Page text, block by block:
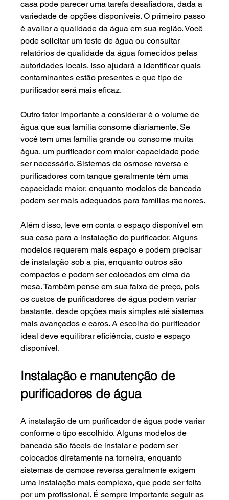
casa pode parecer uma tarefa desafiadora, dada a
variedade de opções disponíveis. O primeiro passo
é avaliar a qualidade da água em sua região. Você
pode solicitar um teste de água ou consultar
relatórios de qualidade da água fornecidos pelas
autoridades locais. Isso ajudará a identificar quais
contaminantes estão presentes e que tipo de
purificador será mais eficaz.
Outro fator importante a considerar é o volume de
água que sua família consome diariamente. Se
você tem uma família grande ou consome muita
água, um purificador com maior capacidade pode
ser necessário. Sistemas de osmose reversa e
purificadores com tanque geralmente têm uma
capacidade maior, enquanto modelos de bancada
podem ser mais adequados para famílias menores.
Além disso, leve em conta o espaço disponível em
sua casa para a instalação do purificador. Alguns
modelos requerem mais espaço e podem precisar
de instalação sob a pia, enquanto outros são
compactos e podem ser colocados em cima da
mesa. Também pense em sua faixa de preço, pois
os custos de purificadores de água podem variar
bastante, desde opções mais simples até sistemas
mais avançados e caros. A escolha do purificador
ideal deve equilibrar eficiência, custo e espaço
disponível.
Instalação e manutenção de
purificadores de água
A instalação de um purificador de água pode variar
conforme o tipo escolhido. Alguns modelos de
bancada são fáceis de instalar e podem ser
colocados diretamente na torneira, enquanto
sistemas de osmose reversa geralmente exigem
uma instalação mais complexa, que pode ser feita
por um profissional. É sempre importante seguir as